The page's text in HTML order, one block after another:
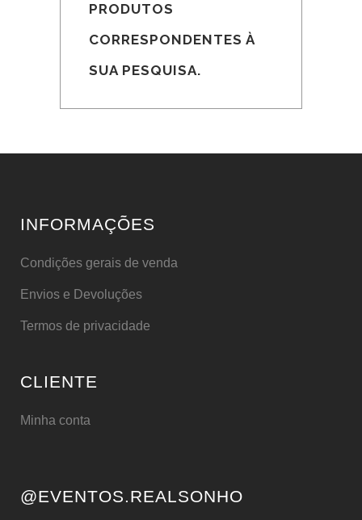
PRODUTOS
CORRESPONDENTES À
SUA PESQUISA.
INFORMAÇÕES
Condições gerais de venda
Envios e Devoluções
Termos de privacidade
CLIENTE
Minha conta
@EVENTOS.REALSONHO